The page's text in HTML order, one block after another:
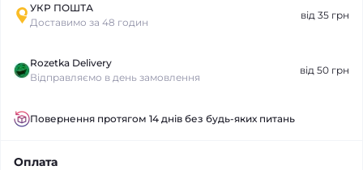
УКР ПОШТА
Доставимо за 48 годин
від 35 грн
Rozetka Delivery
Відправляємо в день замовлення
від 50 грн
Повернення протягом 14 днів без будь-яких питань
Оплата